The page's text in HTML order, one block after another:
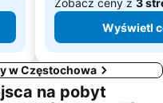
Zobacz ceny z 3
Wyświetl
w Częstochowa
na pobyt